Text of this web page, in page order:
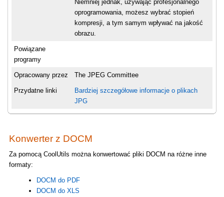
Niemniej jednak, używając profesjonalnego
oprogramowania, możesz wybrać stopień
kompresji, a tym samym wpływać na jakość
obrazu.
Powiązane
programy
Opracowany przez The JPEG Committee
Przydatne linki
Bardziej szczegółowe informacje o plikach
JPG
Konwerter z DOCM
Za pomocą CoolUtils można konwertować pliki DOCM na różne inne
formaty:
DOCM do PDF
DOCM do XLS